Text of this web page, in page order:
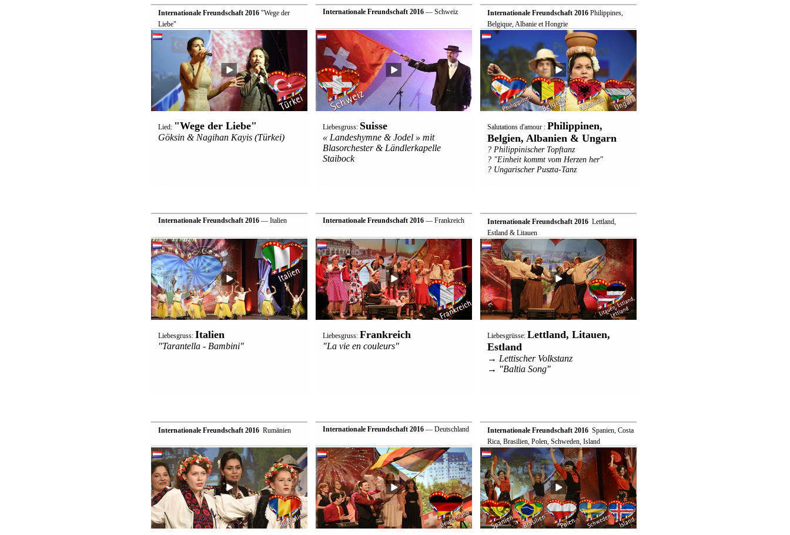
Internationale Freundschaft 2016 "Wege der
Liebe"
Lied: "Wege der Liebe"
Göksin & Nagihan Kayis (Türkei)
Internationale Freundschaft 2016— Schweiz
Liebesgruss: Suisse
« Landeshymne & Jodel » mit
Blasorchester & Ländlerkapelle
Staibock
Internationale Freundschaft 2016 Philippines,
Belgique, Albanie et Hongrie
Salutations d'amour : Philippinen,
Belgien, Albanien & Ungarn
? Philippinischer Topftanz
? "Einheit kommt vom Herzen her"
? Ungarischer Puszta-Tanz
Internationale Freundschaft 2016— Italien
Liebesgruss: Italien
"Tarantella - Bambini"
Internationale Freundschaft 2016— Frankreich
Liebesgruss: Frankreich
"La vie en couleurs"
Internationale Freundschaft 2016 Lettland,
Estland & Litauen
Liebesgrüsse: Lettland, Litauen,
Estland
→ Lettischer Volkstanz
→ "Baltia Song"
Internationale Freundschaft 2016 Rumänien Internationale Freundschaft 2016— Deutschland Internationale Freundschaft 2016 Spanien, Costa
Rica, Brasilien, Polen, Schweden, Island